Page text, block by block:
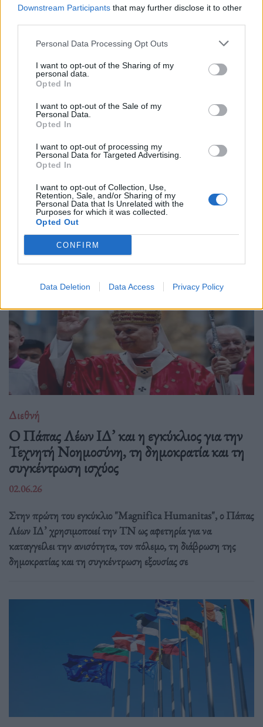
Downstream Participants that may further disclose it to other
Personal Data Processing Opt Outs
I want to opt-out of the Sharing of my
personal data.
Opted In
I want to opt-out of the Sale of my
Personal Data.
Opted In
I want to opt-out of processing my
Personal Data for Targeted Advertising.
Opted In
I want to opt-out of Collection, Use,
Retention, Sale, and/or Sharing of my
Personal Data that Is Unrelated with the
Purposes for which it was collected.
Opted Out
CONFIRM
Data Deletion Data Access Privacy Policy
Ακολουθήστε το OLAFAQ
στο Google News
Newsroom
Ετικέτες :Ισραήλ ,Λωρίδα της Γάζας,Παλαιστίνη, Πόλεμος,Χαμάς
Δείτε επίσης
Διεθνή
Ο Πάπας Λέων ΙΔ’ και η εγκύκλιος για την
Τεχνητή Νοημοσύνη, τη δημοκρατία και τη
συγκέντρωση ισχύος
02.06.26
Στην πρώτη του εγκύκλιο "Magnifica Humanitas", ο Πάπας
Λέων ΙΔ’ χρησιμοποιεί την ΤΝ ως αφετηρία για να
καταγγείλει την ανισότητα, τον πόλεμο, τη διάβρωση της
δημοκρατίας και τη συγκέντρωση εξουσίας σε